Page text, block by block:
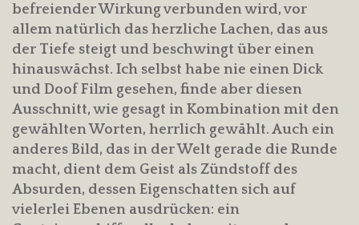
befreiender Wirkung verbunden wird, vor
allem natürlich das herzliche Lachen, das aus
der Tiefe steigt und beschwingt über einen
hinauswächst. Ich selbst habe nie einen Dick
und Doof Film gesehen, finde aber diesen
Ausschnitt, wie gesagt in Kombination mit den
gewählten Worten, herrlich gewählt. Auch ein
anderes Bild, das in der Welt gerade die Runde
macht, dient dem Geist als Zündstoff des
Absurden, dessen Eigenschatten sich auf
vielerlei Ebenen ausdrücken: ein